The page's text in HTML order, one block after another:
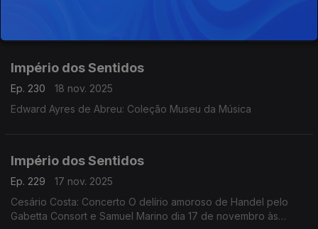
restauros do Museu Música
Império dos Sentidos
Ep. 230
18 nov. 2025
Edward Ayres de Abreu: Coleção Museu da Música
Império dos Sentidos
Ep. 229
17 nov. 2025
Cesário Costa: Concerto O delírio amoroso de Handel pelo
Gabetta Consort e Samuel Marino dia 17 de novembro às